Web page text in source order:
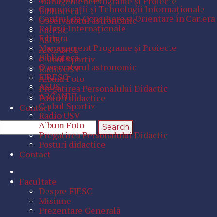
Bibliotecă
Observatorul astronomic
FIRESC
ASUS
ARCANUL
Clubul Sportiv
Radio USV
Album Foto
Pregatirea Personalului Didactic
Posturi didactice
Contact
Comunicaţii şi Tehnologii Informaţionale
Centrul de Consiliere şi Orientare în Carieră
Relaţii Internaţionale
Editura
Management Programe şi Proiecte
Bibliotecă
Observatorul astronomic
FIRESC
ASUS
ARCANUL
Clubul Sportiv
Radio USV
Album Foto
Pregatirea Personalului Didactic
Posturi didactice
Contact
Facultate
Despre FIESC
Misiune
Prezentare Generală